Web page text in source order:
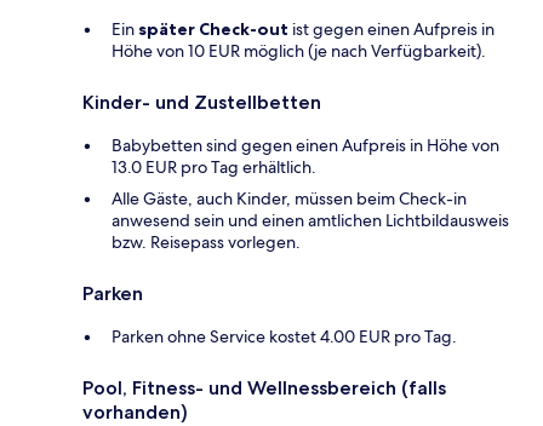
Ein später Check-out ist gegen einen Aufpreis in
Höhe von 10 EUR möglich (je nach Verfügbarkeit).
Kinder- und Zustellbetten
Babybetten sind gegen einen Aufpreis in Höhe von
13.0 EUR pro Tag erhältlich.
Alle Gäste, auch Kinder, müssen beim Check-in
anwesend sein und einen amtlichen Lichtbildausweis
bzw. Reisepass vorlegen.
Parken
Parken ohne Service kostet 4.00 EUR pro Tag.
Pool, Fitness- und Wellnessbereich (falls
vorhanden)